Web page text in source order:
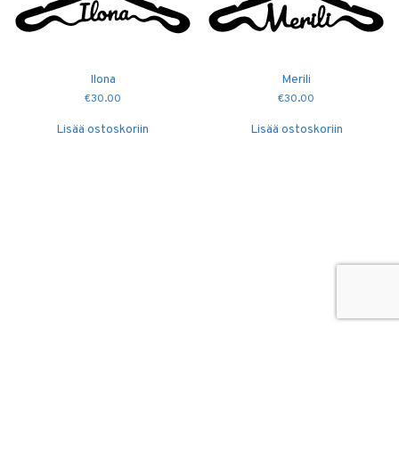
Ilona
€30.00
Lisää ostoskoriin
Merili
€30.00
Lisää ostoskoriin